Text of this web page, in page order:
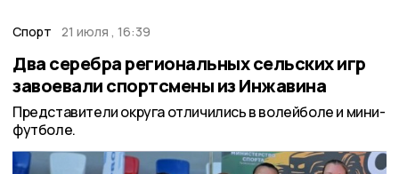
Спорт 21 июля , 16:39
Два серебра региональных сельских игр
завоевали спортсмены из Инжавина
Представители округа отличились в волейболе и мини-
футболе.